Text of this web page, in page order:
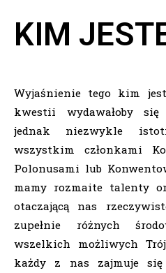
KIM
Wyjaśnienie tego kim
kwestii wydawałoby się
jednak niezwykle
wszystkim członkami
Polonusami lub
mamy rozmaite talenty
otaczającą nas
zupełnie różnych
wszelkich możliwych
każdy z nas zajmuje